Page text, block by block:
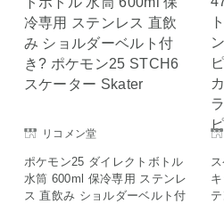
リコメン堂
ポケモン25 ダイレクトボトル
水筒 600ml 保冷専用 ステンレ
ス 直飲み ショルダーベルト付